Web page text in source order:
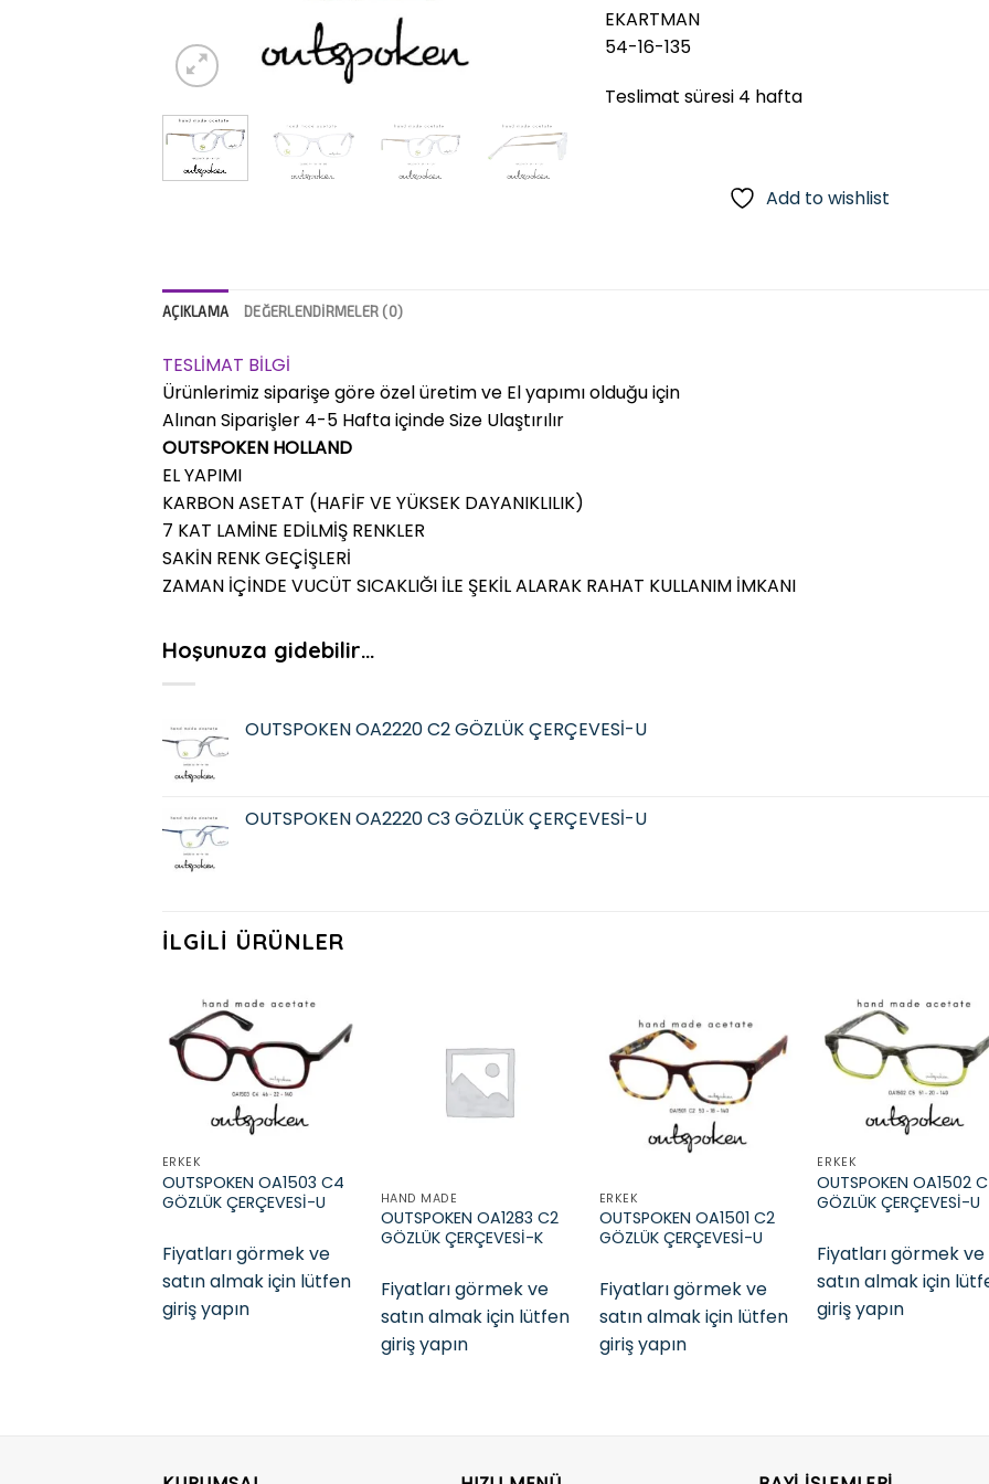
EKARTMAN
54-16-135
Teslimat süresi 4 hafta
Add to wishlist
AÇIKLAMA DEĞERLENDIRMELER (0)
TESLİMAT BİLGİ
Ürünlerimiz siparişe göre özel üretim ve El yapımı olduğu için
Alınan Siparişler 4-5 Hafta içinde Size Ulaştırılır
OUTSPOKEN HOLLAND
EL YAPIMI
KARBON ASETAT (HAFİF VE YÜKSEK DAYANIKLILIK)
7 KAT LAMİNE EDİLMİŞ RENKLER
SAKİN RENK GEÇİŞLERİ
ZAMAN İÇİNDE VUCÜT SICAKLIĞI İLE ŞEKİL ALARAK RAHAT KULLANIM İMKANI
Hoşunuza gidebilir…
OUTSPOKEN OA2220 C2 GÖZLÜK ÇERÇEVESİ-U
OUTSPOKEN OA2220 C3 GÖZLÜK ÇERÇEVESİ-U
İLGILI ÜRÜNLER
Add to
ERKEK
OUTSPOKEN OA1503 C4
GÖZLÜK ÇERÇEVESİ-U
Fiyatları görmek ve
satın almak için lütfen
giriş yapın
HAND MADE
OUTSPOKEN OA1283 C2
GÖZLÜK ÇERÇEVESİ-K
Fiyatları görmek ve
satın almak için lütfen
giriş yapın
Add to
wishlist
ERKEK
OUTSPOKEN OA1501 C2
GÖZLÜK ÇERÇEVESİ-U
Fiyatları görmek ve
satın almak için lütfen
giriş yapın
Add
ERKEK
OUTSPOKEN OA1502
GÖZLÜK ÇERÇEVESİ-U
Fiyatları görmek ve
satın almak için
giriş yapın